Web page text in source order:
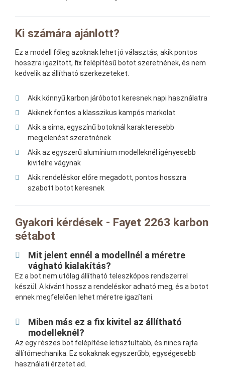
Ki számára ajánlott?
Ez a modell főleg azoknak lehet jó választás, akik pontos
hosszra igazított, fix felépítésű botot szeretnének, és nem
kedvelik az állítható szerkezeteket.
Akik könnyű karbon járóbotot keresnek napi használatra
Akiknek fontos a klasszikus kampós markolat
Akik a sima, egyszínű botoknál karakteresebb
megjelenést szeretnének
Akik az egyszerű alumínium modelleknél igényesebb
kivitelre vágynak
Akik rendeléskor előre megadott, pontos hosszra
szabott botot keresnek
Gyakori kérdések - Fayet 2263 karbon
sétabot
Mit jelent ennél a modellnél a méretre
vágható kialakítás?
Ez a bot nem utólag állítható teleszkópos rendszerrel
készül. A kívánt hossz a rendeléskor adható meg, és a botot
ennek megfelelően lehet méretre igazítani.
Miben más ez a fix kivitel az állítható
modelleknél?
Az egy részes bot felépítése letisztultabb, és nincs rajta
állítómechanika. Ez sokaknak egyszerűbb, egységesebb
használati érzetet ad.